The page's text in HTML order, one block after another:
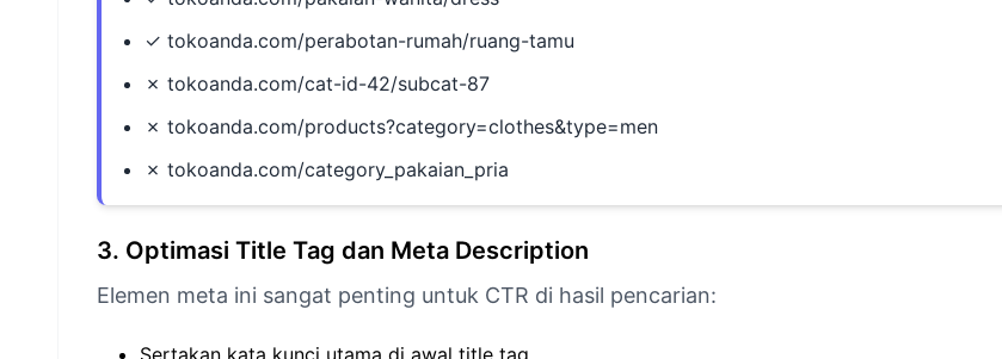
✓ tokoanda.com/perabotan-rumah/ruang-tamu
✗ tokoanda.com/cat-id-42/subcat-87
✗ tokoanda.com/products?category=clothes&type=men
✗ tokoanda.com/category_pakaian_pria
3. Optimasi Title Tag dan Meta Description
Elemen meta ini sangat penting untuk CTR di hasil pencarian:
Sertakan kata kunci utama di awal title tag